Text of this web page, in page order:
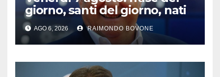
giorno, santi del giorno, nati
famosi, accadde oggi
AGO 6, 2026 RAIMONDO BOVONE